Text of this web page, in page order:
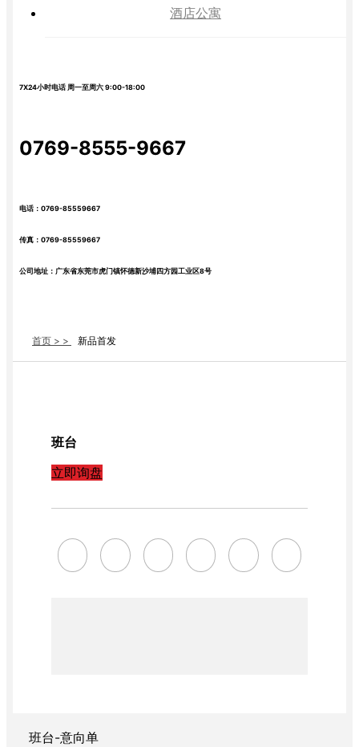
酒店公寓
7X24小时电话 周一至周六 9:00-18:00
0769-8555-9667
电话：0769-85559667
传真：0769-85559667
公司地址：广东省东莞市虎门镇怀德新沙埔四方园工业区8号
首页 > > 新品首发
班台
立即询盘
班台-意向单